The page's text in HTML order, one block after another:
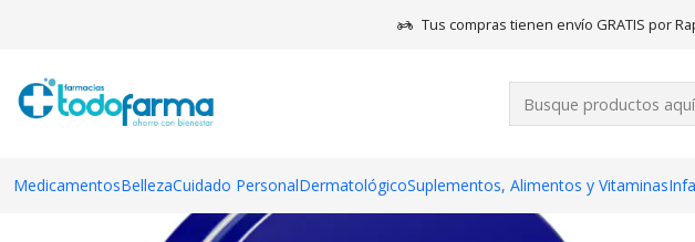
MedicamentosBellezaCuidado PersonalDermatológicoSuplementos, Alimentos y Vitaminas
Tus compras tienen envío GRATIS por
Inicio